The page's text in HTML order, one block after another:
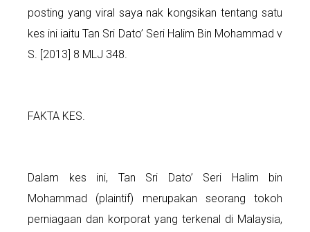
posting yang viral saya nak kongsikan tentang satu
kes ini iaitu Tan Sri Dato’ Seri Halim Bin Mohammad v
S. [2013] 8 MLJ 348.
FAKTA KES.
Dalam kes ini, Tan Sri Dato’ Seri Halim bin
Mohammad (plaintif) merupakan seorang tokoh
perniagaan dan korporat yang terkenal di Malaysia,